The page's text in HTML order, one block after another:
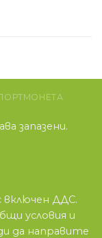
запазени.
включен ДДС.
условия и
да направите